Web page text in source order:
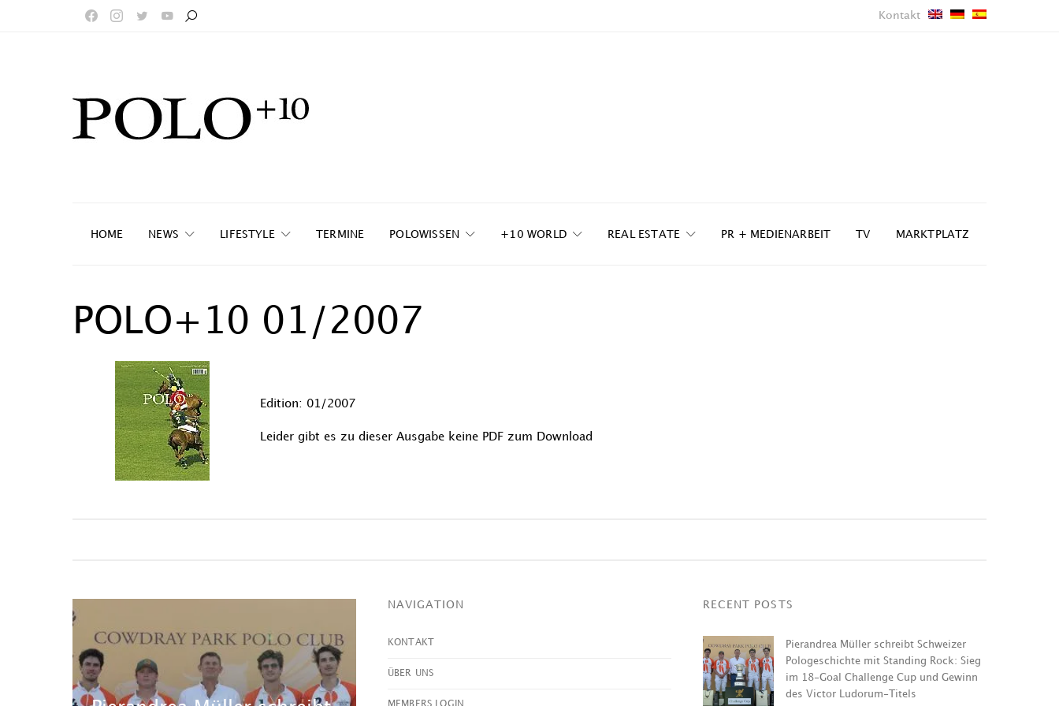
Kontakt
HOME NEWS LIFESTYLE TERMINE POLOWISSEN +10 WORLD REAL ESTATE PR + MEDIENARBEIT TV MARKTPLATZ
POLO+10 01/2007
Edition: 01/2007
Leider gibt es zu dieser Ausgabe keine PDF zum Download
NAVIGATION
KONTAKT
ÜBER UNS
MEMBERS LOGIN
RECENT POSTS
Pierandrea Müller schreibt Schweizer
Pologeschichte mit Standing Rock: Sieg
im 18-Goal Challenge Cup und Gewinn
des Victor Ludorum-Titels